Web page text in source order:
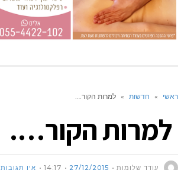
ראשי » חדשות » למרות הקור….
למרות הקור….
עודד שלומות 27/12/2015
14:17 אין תגובות